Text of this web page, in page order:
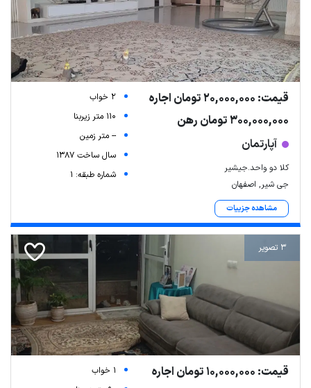
Leaflet | Map data ©
قیمت: 20,000,000 تومان اجاره
300,000,000 تومان رهن
آپارتمان
کلا دو واحد.جیشیر
جی شیر, اصفهان
مشاهده جزییات
2 خواب
110 متر زیربنا
-- متر زمین
سال ساخت 1387
شماره طبقه: 1
3 تصویر
قیمت: 10,000,000 تومان اجاره
1 خواب